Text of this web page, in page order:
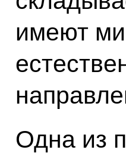
имеют
Одна из